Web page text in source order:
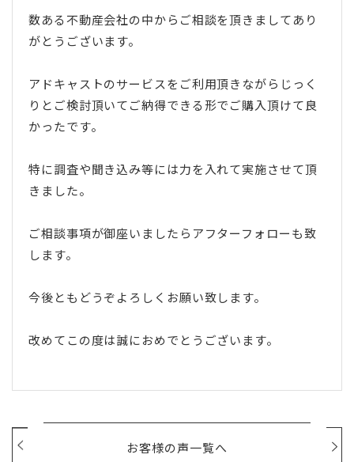
数ある不動産会社の中からご相談を頂きましてあり
がとうございます。
アドキャストのサービスをご利用頂きながらじっく
りとご検討頂いてご納得できる形でご購入頂けて良
かったです。
特に調査や聞き込み等には力を入れて実施させて頂
きました。
ご相談事項が御座いましたらアフターフォローも致
します。
今後ともどうぞよろしくお願い致します。
改めてこの度は誠におめでとうございます。
お客様の声一覧へ